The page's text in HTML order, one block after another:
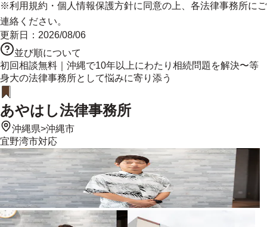
※利用規約 ・ 個人情報保護方針に同意の上、各法律事務所にご
連絡ください。
更新日： 2026/08/06
並び順について
初回相談無料｜沖縄で10年以上にわたり相続問題を解決〜等
身大の法律事務所として悩みに寄り添う
あやはし法律事務所
沖縄県>沖縄市
宜野湾市対応